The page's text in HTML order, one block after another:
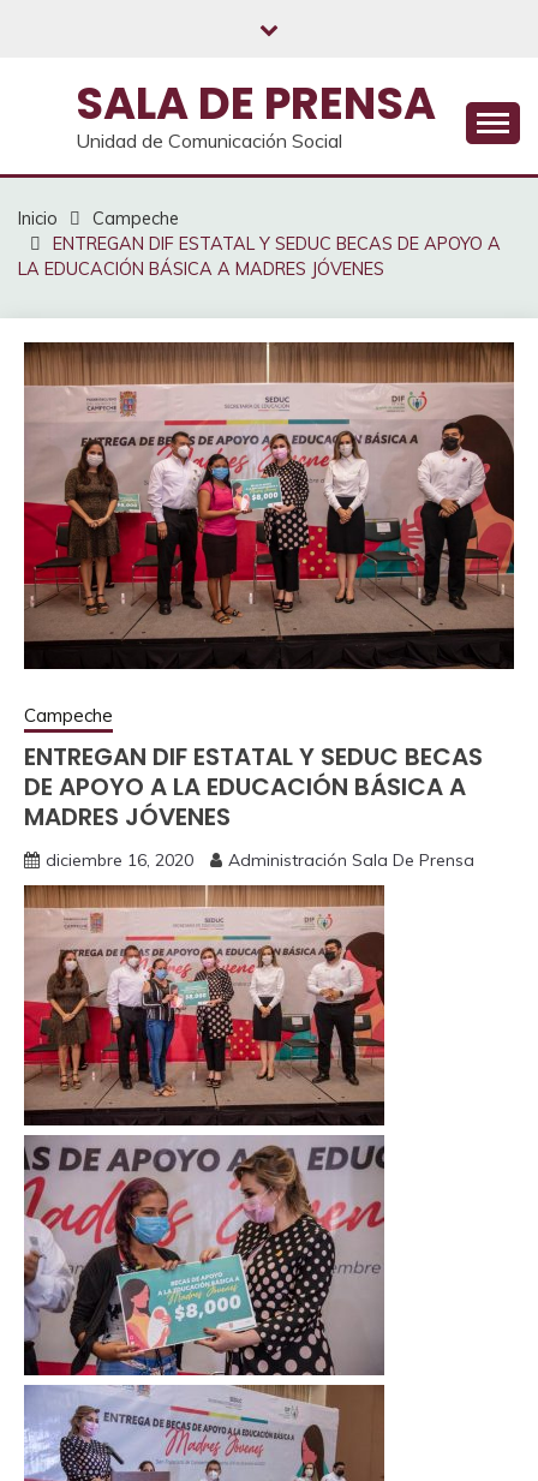
SALA DE PRENSA
Unidad de Comunicación Social
Inicio
Campeche
ENTREGAN DIF ESTATAL Y SEDUC BECAS DE APOYO A
LA EDUCACIÓN BÁSICA A MADRES JÓVENES
Campeche
ENTREGAN DIF ESTATAL Y SEDUC BECAS
DE APOYO A LA EDUCACIÓN BÁSICA A
MADRES JÓVENES
diciembre 16, 2020 Administración Sala De Prensa